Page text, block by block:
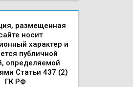
размещенная
носит
характер и
публичной
определяемой
Статьи 437 (2)
ГК РФ